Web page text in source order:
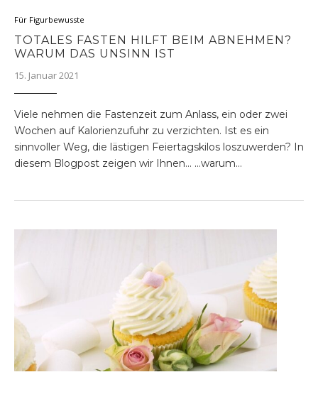
Für Figurbewusste
TOTALES FASTEN HILFT BEIM ABNEHMEN?
WARUM DAS UNSINN IST
15. Januar 2021
Viele nehmen die Fastenzeit zum Anlass, ein oder zwei
Wochen auf Kalorienzufuhr zu verzichten. Ist es ein
sinnvoller Weg, die lästigen Feiertagskilos loszuwerden? In
diesem Blogpost zeigen wir Ihnen… …warum…